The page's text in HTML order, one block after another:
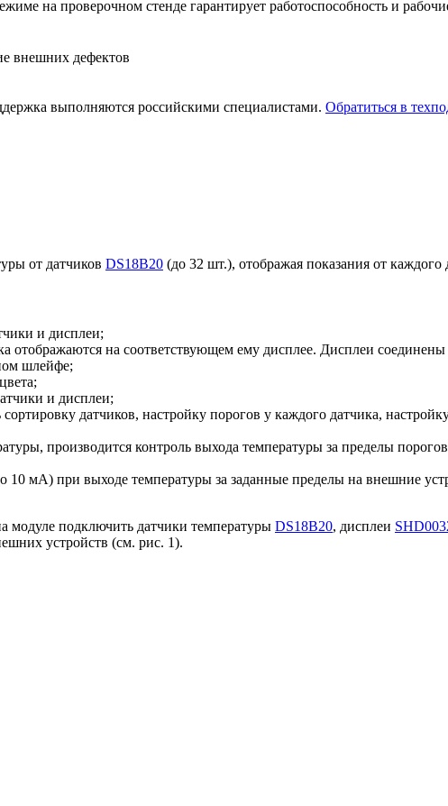
на про­ве­роч­ном стен­де га­ран­ти­ру­ет ра­бо­то­спо­соб­ность и
внеш­них де­фек­тов
вы­пол­ня­ют­ся рос­сий­ски­ми спе­ци­а­ли­ста­ми. Об­ра­тить­ся в
от датчиков DS18B20 (до 32 шт.), отображая показания от каждого
и дисплеи;
отображаются на соответствующем ему дисплее. Дисплеи
шлейфе;
и дисплеи;
датчиков, настройку порогов у каждого датчика,
производится контроль выхода температуры за пределы
10 мА) при выходе температуры за заданные пределы на внешние
модуле подключить датчики температуры DS18B20, дисплеи
устройств (см. рис. 1).